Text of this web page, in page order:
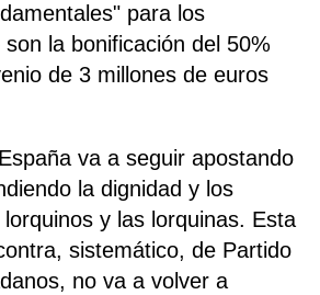
para los
son la bonificación del 50%
de 3 millones de euros
va a seguir apostando
la dignidad y los
y las lorquinas. Esta
sistemático, de Partido
no va a volver a